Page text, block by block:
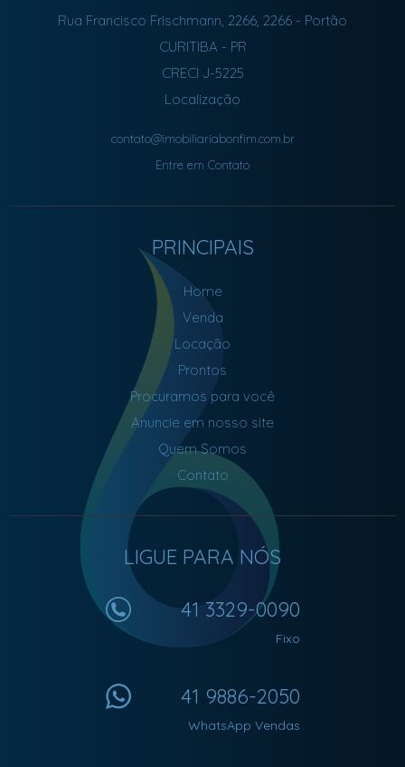
Rua Francisco Frischmann, 2266, 2266 - Portão
CURITIBA - PR
CRECI J-5225
Localização
contato@imobiliariabonfim.com.br
Entre em Contato
PRINCIPAIS
Home
Venda
Locação
Prontos
Procuramos para você
Anuncie em nosso site
Quem Somos
Contato
LIGUE PARA NÓS
41 3329-0090
Fixo
41 9886-2050
WhatsApp Vendas